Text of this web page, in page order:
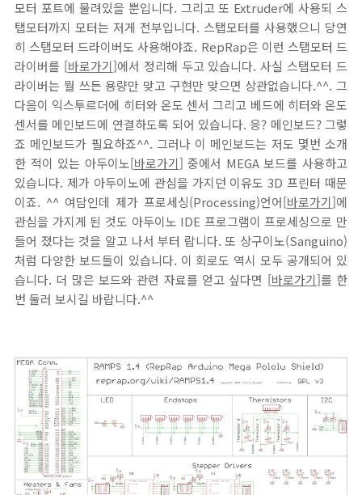
모터 포트에 물려있을 뿐입니다. 그리고 또 Extruder에 사용되 스
탭모터까지 모터는 저게 전부입니다. 스탭모터를 사용했으니 당연
히 스탭모터 드라이버도 사용해야죠. RepRap은 이런 스탭모터 드
라이버를 [바로가기]에서 정리해 두고 있습니다. 사실 스탭모터 드
라이버는 뭘 쓰든 용량만 맞고 구현만 맞으면 상관없습니다.^^. 그
다음이 익스투르더에 히터와 온도 센서 그리고 베드에 히터와 온도
센서를 메인보드에 연결하도록 되어 있습니다. 응? 메인보드? 그렇
죠 메인보드가 필요하죠^^. 그러나 이 메인보드는 저도 몇번 소개
한 적이 있는 아두이노[바로가기] 중에서 MEGA 보드를 사용하고
있습니다. 제가 아두이노에 관심을 가지던 이유도 3D 프린터 때문
이죠. ^^ 여담인데 제가 프로세싱(Processing)언어[바로가기]에
관심을 가지게 된 것도 아두이노 IDE 프로그램이 프로세싱으로 만
들어 졌다는 것을 알고 나서 부터 랍니다. 또 상구이노(Sanguino)
처럼 다양한 보드들이 있습니다. 이 회로도 역시 모두 공개되어 있
습니다. 더 많은 보드와 관련 자료를 얻고 싶다면 [바로가기]를 한
번 둘러 보시길 바랍니다.^^